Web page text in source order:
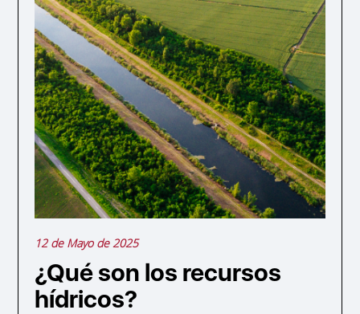
12 de Mayo de 2025
¿Qué son los recursos
hídricos?